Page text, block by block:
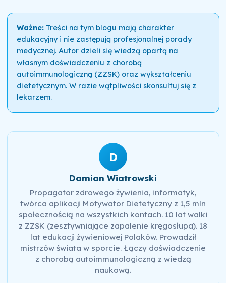
Ważne:Treści na tym blogu mają charakter
edukacyjny i nie zastępują profesjonalnej porady
medycznej. Autor dzieli się wiedzą opartą na
własnym doświadczeniu z chorobą
autoimmunologiczną (ZZSK) oraz wykształceniu
dietetycznym. W razie wątpliwości skonsultuj się z
lekarzem.
D
Damian Wiatrowski
Propagator zdrowego żywienia, informatyk,
twórca aplikacji Motywator Dietetyczny z 1,5 mln
społecznością na wszystkich kontach. 10 lat walki
z ZZSK (zesztywniające zapalenie kręgosłupa). 18
lat edukacji żywieniowej Polaków. Prowadził
mistrzów świata w sporcie. Łączy doświadczenie
z chorobą autoimmunologiczną z wiedzą
naukową.